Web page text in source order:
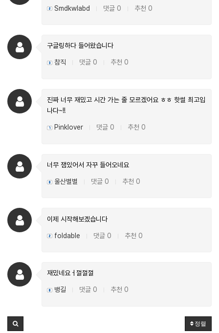
Smdkwlabd 댓글 0 추천 0
구글링하다 들어왔습니다
참직 댓글 0 추천 0
진짜 너무 재밌고 시간 가는 줄 모르겠어요 ㅎㅎ 핫썰 최고입
나다~!!
Pinklover 댓글 0 추천 0
너무 잼있어서 자꾸 들어오네요
울산별별 댓글 0 추천 0
이제 시작해보겠습니다
foldable 댓글 0 추천 0
재밌네요ㅓ껄껄껄
뱅길 댓글 0 추천 0
정렬